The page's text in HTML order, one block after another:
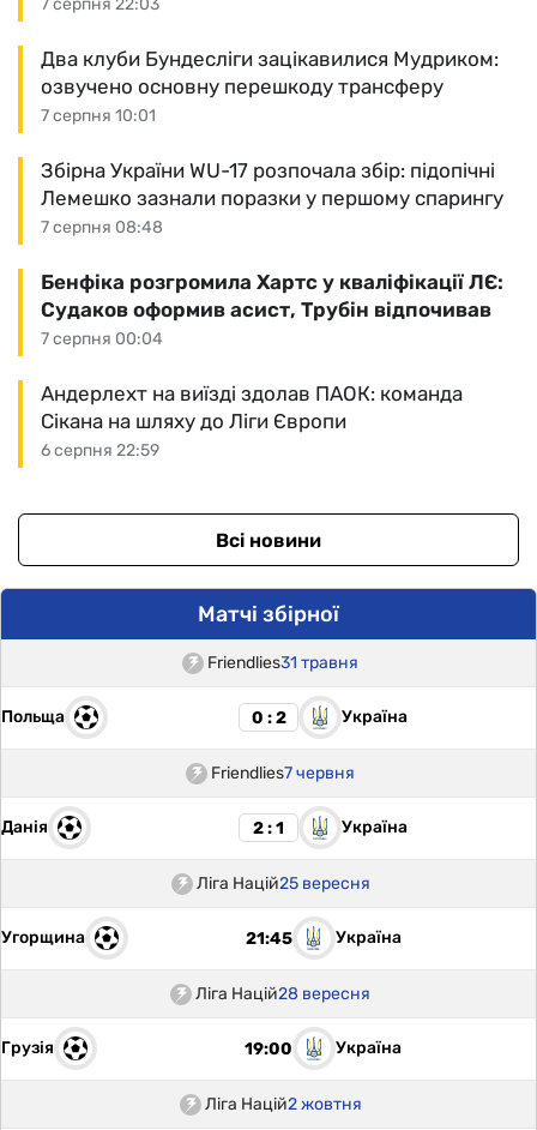
7 серпня 22:03
7 серпня 10:01
Два клуби Бундесліги зацікавилися Мудриком:
озвучено основну перешкоду трансферу
7 серпня 08:48
Збірна України WU-17 розпочала збір: підопічні
Лемешко зазнали поразки у першому спарингу
7 серпня 00:04
Бенфіка розгромила Хартс у кваліфікації ЛЄ:
Судаков оформив асист, Трубін відпочивав
6 серпня 22:59
Андерлехт на виїзді здолав ПАОК: команда
Сікана на шляху до Ліги Європи
Всі новини
Матчі збірної
Friendlies31 травня
Польща 0 : 2 Україна
Friendlies7 червня
Данія 2 : 1 Україна
Ліга Націй25 вересня
Угорщина 21:45 Україна
Ліга Націй28 вересня
Грузія 19:00 Україна
Ліга Націй2 жовтня